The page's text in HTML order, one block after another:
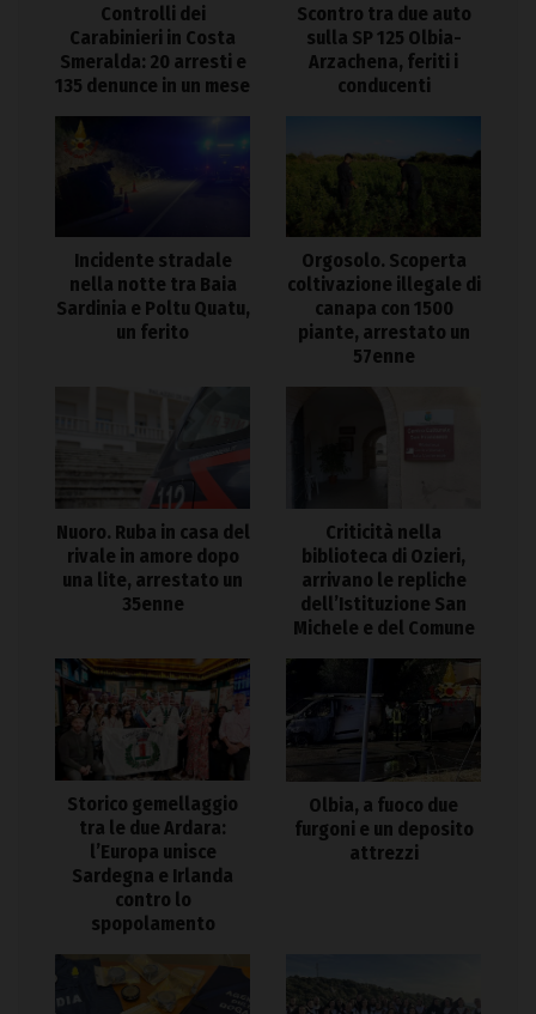
Controlli dei
Carabinieri in Costa
Smeralda: 20 arresti e
135 denunce in un mese
Scontro tra due auto
sulla SP 125 Olbia-
Arzachena, feriti i
conducenti
Incidente stradale
nella notte tra Baia
Sardinia e Poltu Quatu,
un ferito
Orgosolo. Scoperta
coltivazione illegale di
canapa con 1500
piante, arrestato un
57enne
Nuoro. Ruba in casa del
rivale in amore dopo
una lite, arrestato un
35enne
Criticità nella
biblioteca di Ozieri,
arrivano le repliche
dell’Istituzione San
Michele e del Comune
Storico gemellaggio
tra le due Ardara:
l’Europa unisce
Sardegna e Irlanda
contro lo
spopolamento
Olbia, a fuoco due
furgoni e un deposito
attrezzi